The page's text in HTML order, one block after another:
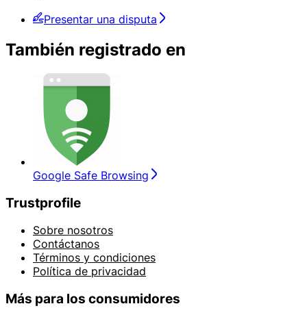
Presentar una disputa
También registrado en
Google Safe Browsing
Trustprofile
Sobre nosotros
Contáctanos
Términos y condiciones
Política de privacidad
Más para los consumidores